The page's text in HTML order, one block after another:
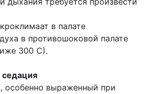
в палате
в противошоковой палате
300 С).
особенно выраженный при